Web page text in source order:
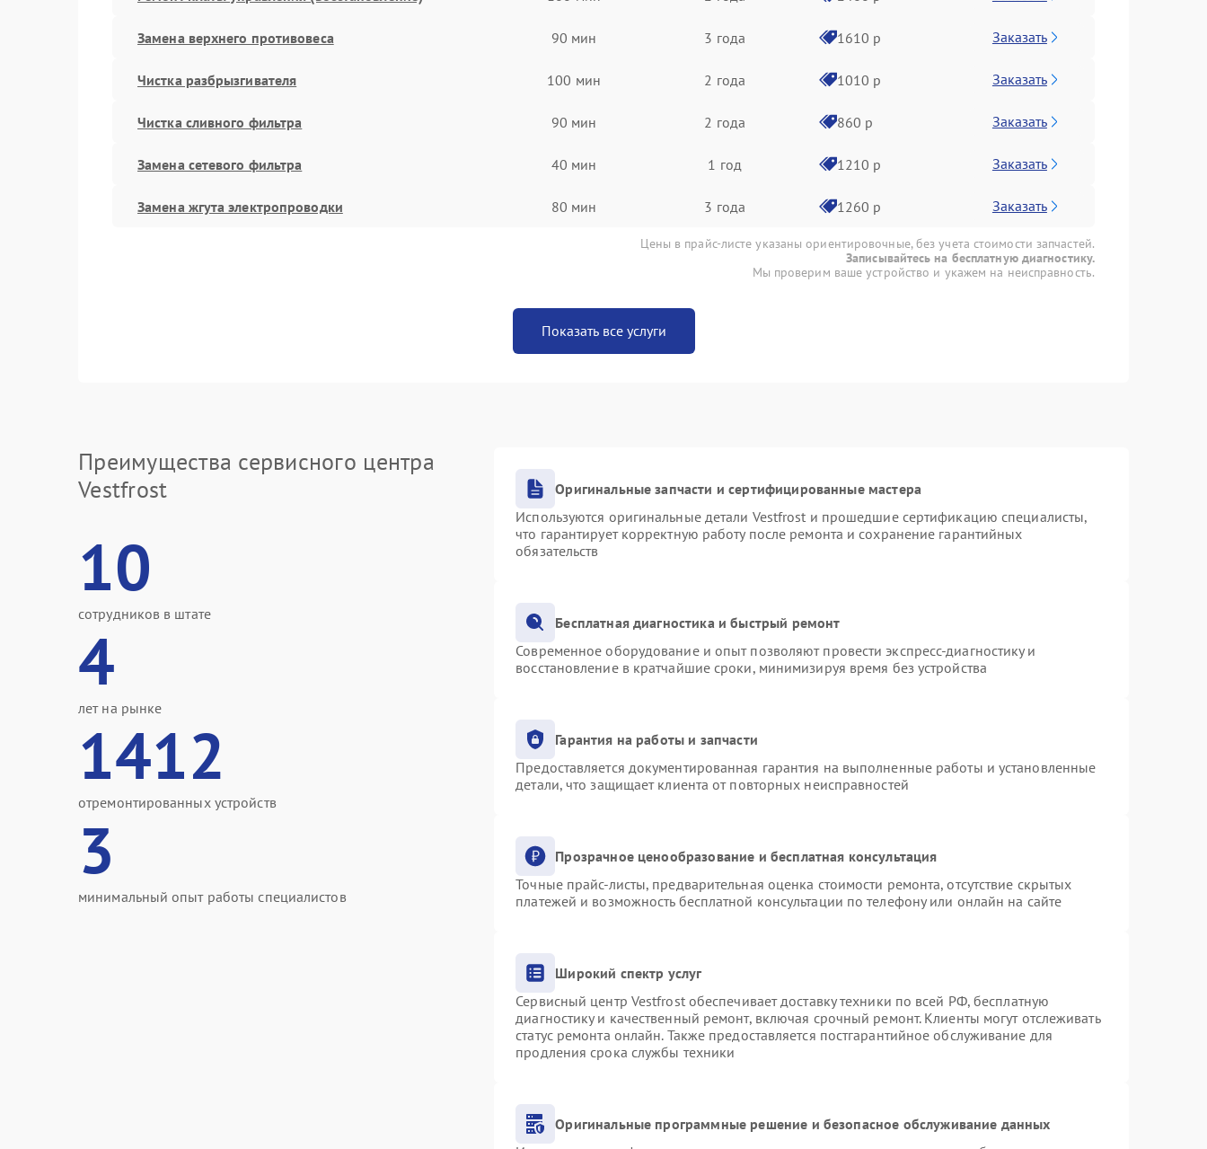
Замена верхнего противовеса 90 мин 3 года 1610 р Заказать
Чистка разбрызгивателя 100 мин 2 года 1010 р Заказать
Чистка сливного фильтра 90 мин 2 года 860 р Заказать
Замена сетевого фильтра 40 мин 1 год 1210 р Заказать
Замена жгута электропроводки 80 мин 3 года 1260 р Заказать
Цены в прайс-листе указаны ориентировочные, без учета стоимости запчастей.
Записывайтесь на бесплатную диагностику.
Мы проверим ваше устройство и укажем на неисправность.
Показать все услуги
Преимущества сервисного центра
Vestfrost
10
сотрудников в штате
4
лет на рынке
1412
отремонтированных устройств
3
минимальный опыт работы специалистов
Оригинальные запчасти и сертифицированные мастера
Используются оригинальные детали Vestfrost и прошедшие сертификацию специалисты,
что гарантирует корректную работу после ремонта и сохранение гарантийных
обязательств
Бесплатная диагностика и быстрый ремонт
Современное оборудование и опыт позволяют провести экспресс-диагностику и
восстановление в кратчайшие сроки, минимизируя время без устройства
Гарантия на работы и запчасти
Предоставляется документированная гарантия на выполненные работы и установленные
детали, что защищает клиента от повторных неисправностей
Прозрачное ценообразование и бесплатная консультация
Точные прайс-листы, предварительная оценка стоимости ремонта, отсутствие скрытых
платежей и возможность бесплатной консультации по телефону или онлайн на сайте
Широкий спектр услуг
Сервисный центр Vestfrost обеспечивает доставку техники по всей РФ, бесплатную
диагностику и качественный ремонт, включая срочный ремонт. Клиенты могут отслеживать
статус ремонта онлайн. Также предоставляется постгарантийное обслуживание для
продления срока службы техники
Оригинальные программные решение и безопасное обслуживание данных